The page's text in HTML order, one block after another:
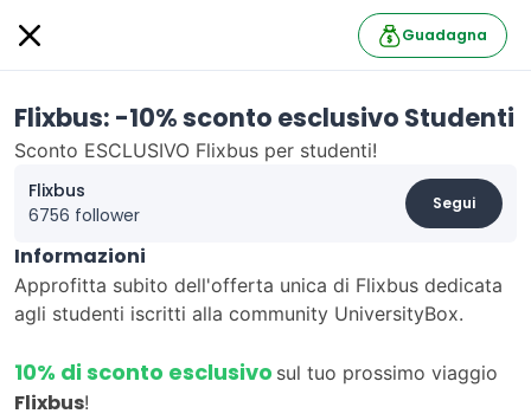
Guadagna
Flixbus: -10% sconto esclusivo Studenti
Sconto ESCLUSIVO Flixbus per studenti!
Flixbus
6756 follower
Segui
Informazioni
Approfitta subito dell'offerta unica di Flixbus dedicata
agli studenti iscritti alla community UniversityBox.
10% di sconto esclusivo sul tuo prossimo viaggio
Flixbus!